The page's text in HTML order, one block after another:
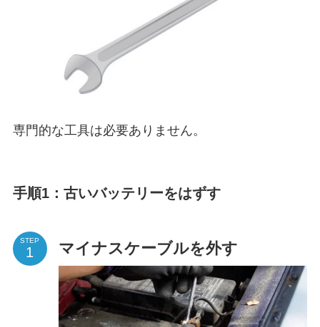
専門的な工具は必要ありません。
手順1：古いバッテリーをはずす
STEP マイナスケーブルを外す